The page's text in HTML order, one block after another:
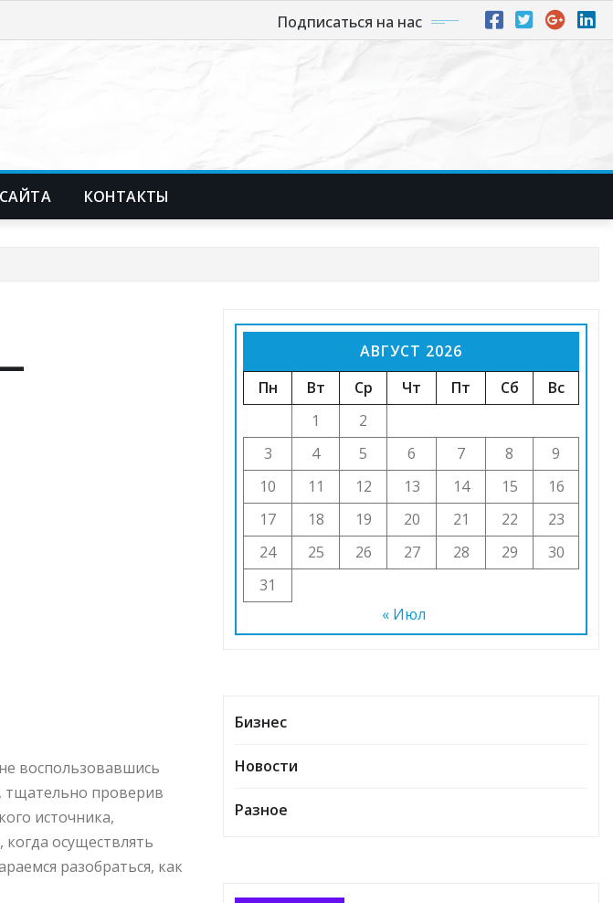
Подписаться на нас
КОНТАКТЫ
воспользовавшись
тщательно проверив
источника,
осуществлять
разобраться, как
АВГУСТ 2026
Пн
Вт Ср Чт Пт Сб
Вс
1
2
3
4 5 6 7 8
9
10
11 12 13 14 15
16
17
18 19 20 21 22
23
24
25 26 27 28 29
30
31
« Июл
Бизнес
Новости
Разное